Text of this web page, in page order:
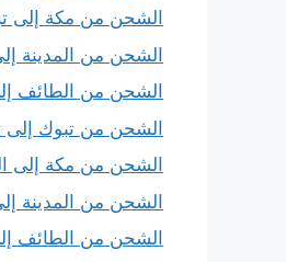
الشحن من مكة إلى
الشحن من المدينة
الشحن من الطائف
الشحن من تبوك إلى
الشحن من مكة إلى
الشحن من المدينة
الشحن من الطائف